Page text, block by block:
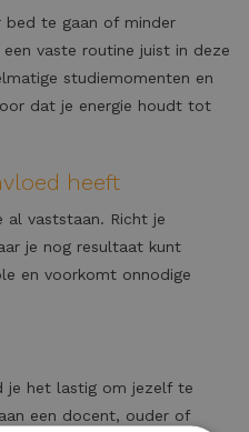
bed te gaan of minder
vaste routine juist in deze
studiemomenten en
dat je energie houdt tot
heeft
al vaststaan. Richt je
je nog resultaat kunt
en voorkomt onnodige
je het lastig om jezelf te
een docent, ouder of